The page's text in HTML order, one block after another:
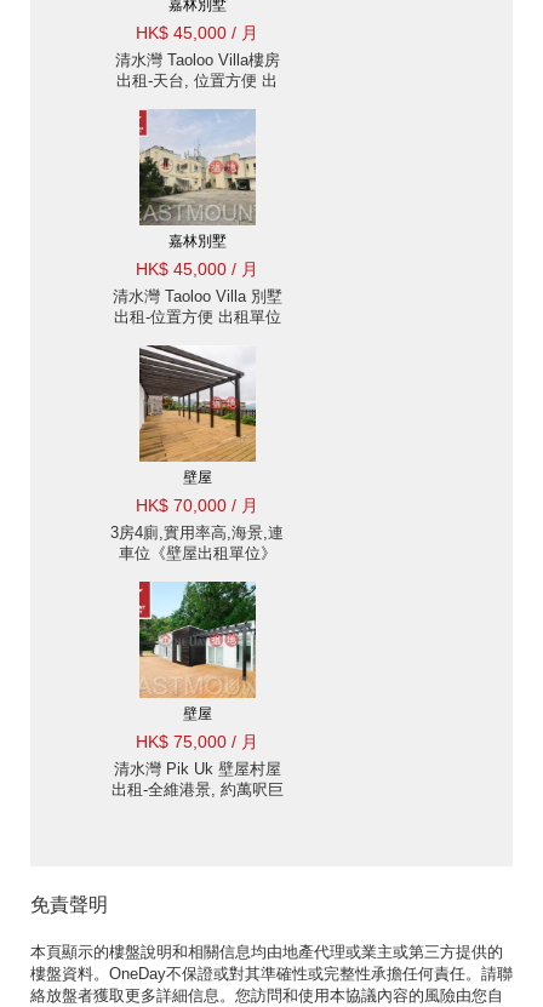
嘉林別墅
HK$ 45,000 / 月
清水灣 Taoloo Villa樓房
出租-天台, 位置方便 出
嘉林別墅
HK$ 45,000 / 月
清水灣 Taoloo Villa 別墅
出租-位置方便 出租單位
壁屋
HK$ 70,000 / 月
3房4廁,實用率高,海景,連
車位《壁屋出租單位》
壁屋
HK$ 75,000 / 月
清水灣 Pik Uk 壁屋村屋
出租-全維港景, 約萬呎巨
免責聲明
本頁顯示的樓盤說明和相關信息均由地產代理或業主或第三方提供的
樓盤資料。OneDay不保證或對其準確性或完整性承擔任何責任。請聯
絡放盤者獲取更多詳細信息。您訪問和使用本協議內容的風險由您自